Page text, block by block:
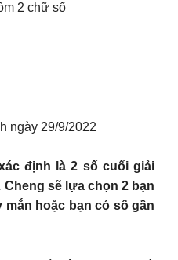
2 chữ số
ngày 29/9/2022
định là 2 số cuối giải
Cheng sẽ lựa chọn 2 bạn
hoặc bạn có số gần